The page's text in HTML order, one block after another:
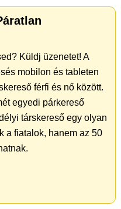
Küldj üzenetet! A
mobilon és tableten
férfi és nő között.
egyedi párkereső
társkereső egy olyan
a fiatalok, hanem az 50